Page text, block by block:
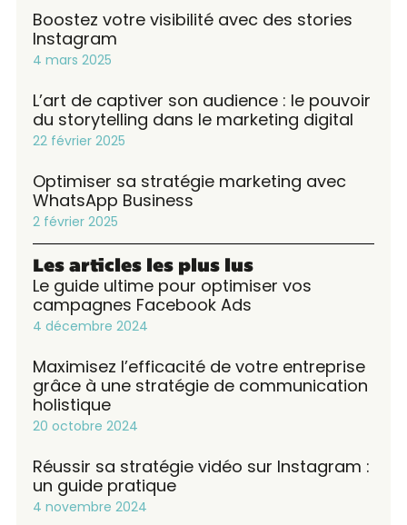
Boostez votre visibilité avec des stories
Instagram
4 mars 2025
L’art de captiver son audience : le pouvoir
du storytelling dans le marketing digital
22 février 2025
Optimiser sa stratégie marketing avec
WhatsApp Business
2 février 2025
Les articles les plus lus
Le guide ultime pour optimiser vos
campagnes Facebook Ads
4 décembre 2024
Maximisez l’efficacité de votre entreprise
grâce à une stratégie de communication
holistique
20 octobre 2024
Réussir sa stratégie vidéo sur Instagram :
un guide pratique
4 novembre 2024